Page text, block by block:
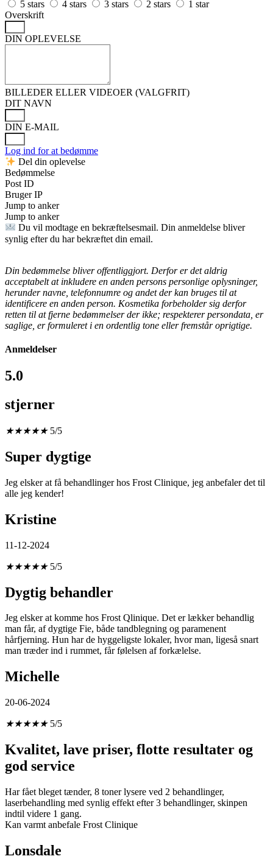
5 stars 4 stars 3 stars 2 stars
1 star
Overskrift
DIN OPLEVELSE
BILLEDER ELLER VIDEOER (VALGFRIT)
DIT NAVN
DIN E-MAIL
Log ind for at bedømme
Del din oplevelse
Bedømmelse
Post ID
Bruger IP
Jump to anker
Jump to anker
Du vil modtage en bekræftelsesmail. Din anmeldelse bliver
synlig efter du har bekræftet din email.
Din bedømmelse bliver offentliggjort. Derfor er det aldrig
acceptabelt at inkludere en anden persons personlige oplysninger,
herunder navne, telefonnumre og andet der kan bruges til at
identificere en anden person. Kosmetika forbeholder sig derfor
retten til at fjerne bedømmelser der ikke; respekterer persondata, er
saglige, er formuleret i en ordentlig tone eller fremstår oprigtige.
Anmeldelser
5.0
stjerner
★★★★★ 5/5
Super dygtige
Jeg elsker at få behandlinger hos Frost Clinique, jeg anbefaler det til
alle jeg kender!
Kristine
11-12-2024
★★★★★ 5/5
Dygtig behandler
Jeg elsker at komme hos Frost Qlinique. Det er lækker behandlig
man får, af dygtige Fie, både tandblegning og paramenent
hårfjerning. Hun har de hyggeligste lokaler, hvor man, ligeså snart
man træder ind i rummet, får følelsen af forkælelse.
Michelle
20-06-2024
★★★★★ 5/5
Kvalitet, lave priser, flotte resultater og
god service
Har fået bleget tænder, 8 toner lysere ved 2 behandlinger,
laserbehandling med synlig effekt efter 3 behandlinger, skinpen
indtil videre 1 gang.
Kan varmt anbefale Frost Clinique
Lonsdale